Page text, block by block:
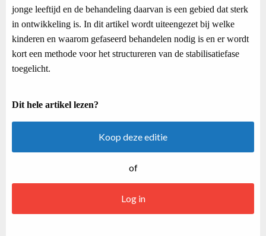
jonge leeftijd en de behandeling daarvan is een gebied dat sterk
in ontwikkeling is. In dit artikel wordt uiteengezet bij welke
kinderen en waarom gefaseerd behandelen nodig is en er wordt
kort een methode voor het structureren van de stabilisatiefase
toegelicht.
Dit hele artikel lezen?
Koop deze editie
of
Log in